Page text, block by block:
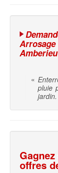
«
pluie
jardin.
offres